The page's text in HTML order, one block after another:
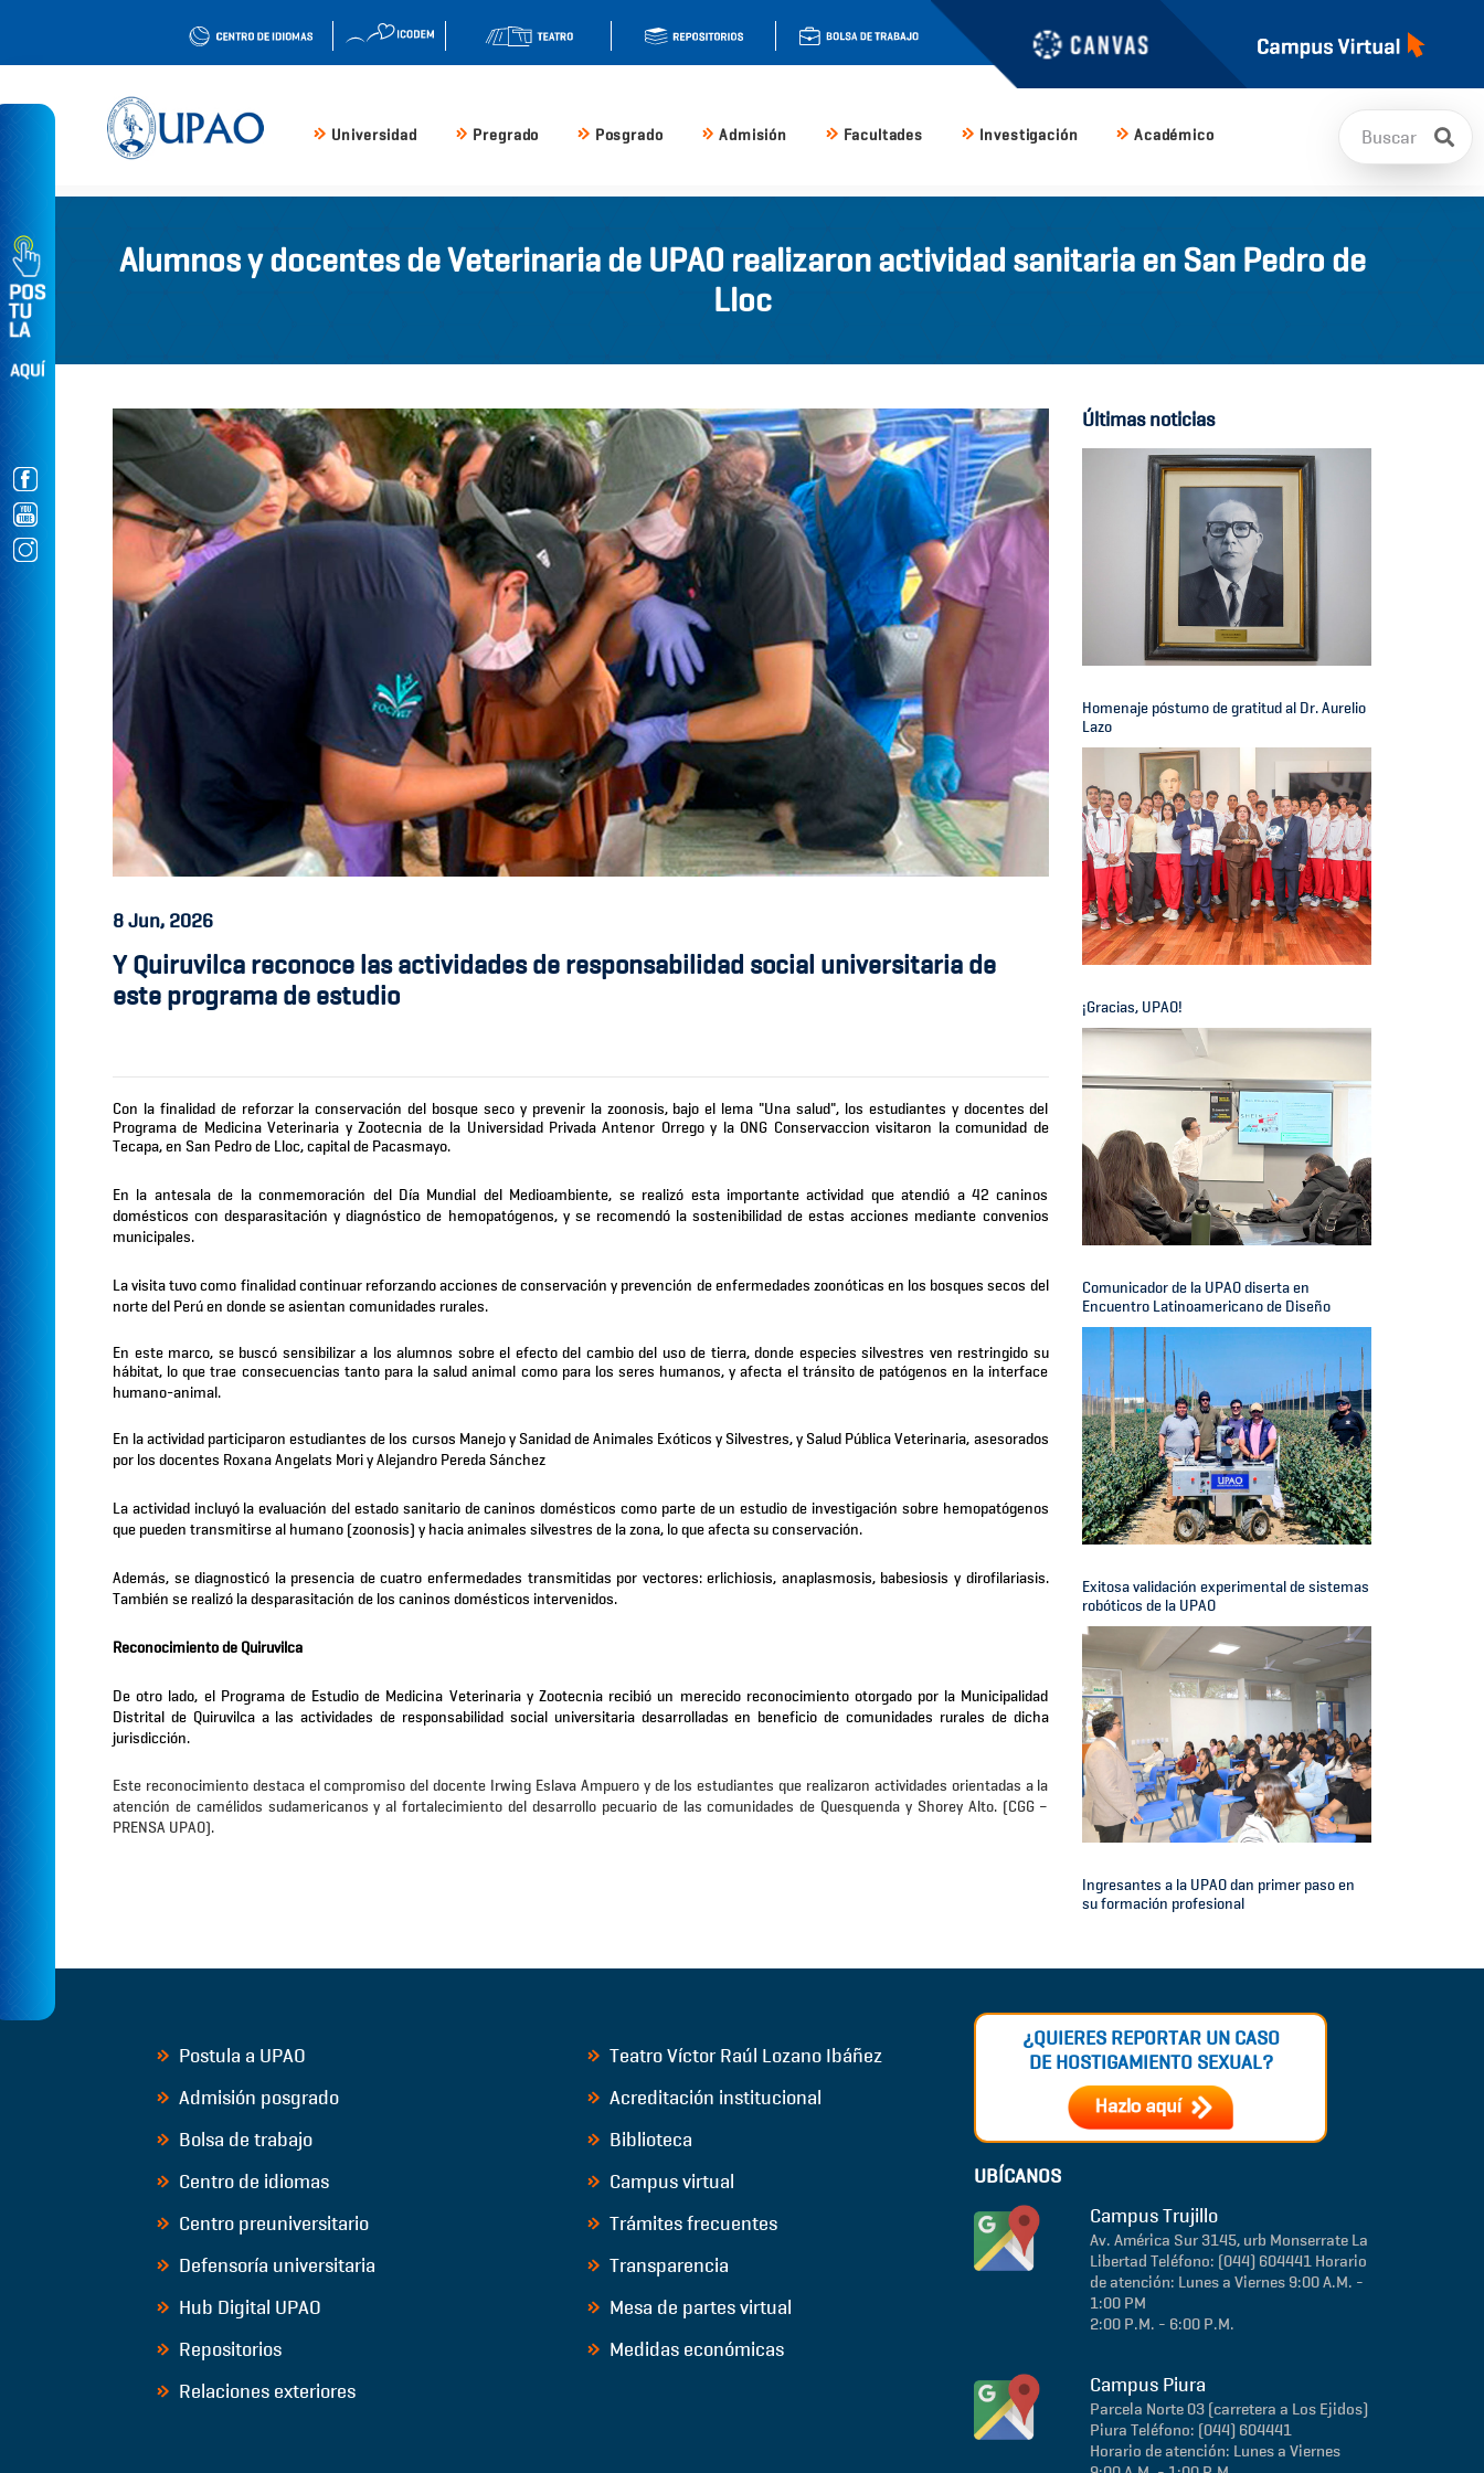
Universidad Pregrado Posgrado Admisión Facultades Investigación Académico
Alumnos y docentes de Veterinaria de UPAO realizaron actividad sanitaria en San Pedro de
Lloc
8Jun, 2026
Y Quiruvilca reconoce las actividades de responsabilidad social universitaria de
este programa de estudio
Con la finalidad de reforzar la conservación del bosque seco y prevenir la zoonosis, bajo el lema "Una salud", los estudiantes y docentes del
Programa de Medicina Veterinaria y Zootecnia de la Universidad Privada Antenor Orrego y la ONG Conservaccion visitaron la comunidad de
Tecapa, en San Pedro de Lloc, capital de Pacasmayo.
En la antesala de la conmemoración del Día Mundial del Medioambiente, se realizó esta importante actividad que atendió a 42 caninos
domésticos con desparasitación y diagnóstico de hemopatógenos, y se recomendó la sostenibilidad de estas acciones mediante convenios
municipales.
La visita tuvo como finalidad continuar reforzando acciones de conservación y prevención de enfermedades zoonóticas en los bosques secos del
norte del Perú en donde se asientan comunidades rurales.
En este marco, se buscó sensibilizar a los alumnos sobre el efecto del cambio del uso de tierra, donde especies silvestres ven restringido su
hábitat, lo que trae consecuencias tanto para la salud animal como para los seres humanos, y afecta el tránsito de patógenos en la interface
humano-animal.
En la actividad participaron estudiantes de los cursos Manejo y Sanidad de Animales Exóticos y Silvestres, y Salud Pública Veterinaria, asesorados
por los docentes Roxana Angelats Mori y Alejandro Pereda Sánchez
La actividad incluyó la evaluación del estado sanitario de caninos domésticos como parte de un estudio de investigación sobre hemopatógenos
que pueden transmitirse al humano (zoonosis) y hacia animales silvestres de la zona, lo que afecta su conservación.
Además, se diagnosticó la presencia decuatro enfermedades transmitidas por vectores: erlichiosis, anaplasmosis, babesiosis y dirofilariasis.
También se realizó la desparasitación de los caninos domésticos intervenidos.
Reconocimiento de Quiruvilca
De otro lado, el Programa de Estudio de Medicina Veterinaria y Zootecnia recibió un merecido reconocimiento otorgado por la Municipalidad
Distrital de Quiruvilca a las actividades de responsabilidad social universitaria desarrolladas en beneficio de comunidades rurales de dicha
jurisdicción.
Este reconocimiento destaca el compromiso del docente Irwing Eslava Ampuero y de los estudiantes que realizaron actividades orientadas a la
atención de camélidos sudamericanos y al fortalecimiento del desarrollo pecuario de las comunidades de Quesquenda y Shorey Alto. (CGG –
PRENSA UPAO).
Últimas noticias
Homenaje póstumo de gratitud al Dr. Aurelio
Lazo
¡Gracias, UPAO!
Comunicador de la UPAO diserta en
Encuentro Latinoamericano de Diseño
Exitosa validación experimental de sistemas
robóticos de la UPAO
Ingresantes a la UPAO dan primer paso en
su formación profesional
Postula a UPAO
Admisión posgrado
Bolsa de trabajo
Centro de idiomas
Centro preuniversitario
Defensoría universitaria
Hub Digital UPAO
Repositorios
Relaciones exteriores
Teatro Víctor Raúl Lozano Ibáñez
Acreditación institucional
Biblioteca
Campus virtual
Trámites frecuentes
Transparencia
Mesa de partes virtual
Medidas económicas
¿QUIERES REPORTAR UN CASO
DE HOSTIGAMIENTO SEXUAL?
UBÍCANOS
Campus Trujillo
Av. América Sur 3145, urb Monserrate La
Libertad Teléfono: (044) 604441 Horario
de atención: Lunes a Viernes 9:00 A.M. -
1:00 PM
2:00 P.M. - 6:00 P.M.
Campus Piura
Parcela Norte 03 (carretera a Los Ejidos)
Piura Teléfono: (044) 604441
Horario de atención: Lunes a Viernes